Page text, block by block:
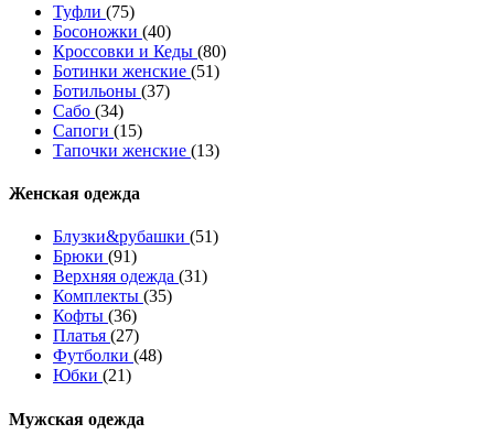
Туфли (75)
Босоножки (40)
Кроссовки и Кеды (80)
Ботинки женские (51)
Ботильоны (37)
Сабо (34)
Сапоги (15)
Тапочки женские (13)
Женская одежда
Блузки&рубашки (51)
Брюки (91)
Верхняя одежда (31)
Комплекты (35)
Кофты (36)
Платья (27)
Футболки (48)
Юбки (21)
Мужская одежда